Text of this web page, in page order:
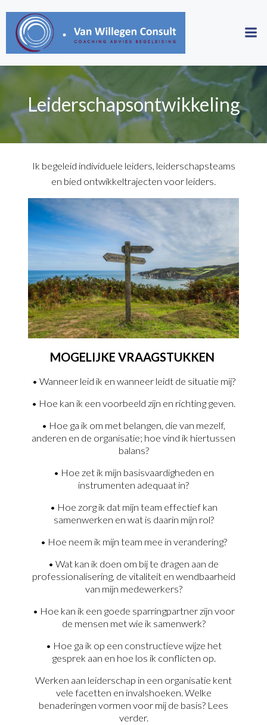
content
Leiderschapsontwikkeling
Ik begeleid individuele leiders, leiderschapsteams
en bied ontwikkeltrajecten voor leiders.
MOGELIJKE VRAAGSTUKKEN
• Wanneer leid ik en wanneer leidt de situatie mij?
• Hoe kan ik een voorbeeld zijn en richting geven.
• Hoe ga ik om met belangen, die van mezelf,
anderen en de organisatie; hoe vind ik hiertussen
balans?
• Hoe zet ik mijn basisvaardigheden en
instrumenten adequaat in?
• Hoe zorg ik dat mijn team effectief kan
samenwerken en wat is daarin mijn rol?
• Hoe neem ik mijn team mee in verandering?
• Wat kan ik doen om bij te dragen aan de
professionalisering, de vitaliteit en wendbaarheid
van mijn medewerkers?
• Hoe kan ik een goede sparringpartner zijn voor
de mensen met wie ik samenwerk?
• Hoe ga ik op een constructieve wijze het
gesprek aan en hoe los ik conflicten op.
Werken aan leiderschap in een organisatie kent
vele facetten en invalshoeken. Welke
benaderingen vormen voor mij de basis? Lees
verder.